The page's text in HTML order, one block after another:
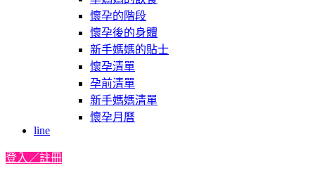
懷孕的階段
懷孕後的身體
新手媽媽的貼士
懷孕清單
孕前清單
新手媽媽清單
懷孕月曆
line
登入／註冊